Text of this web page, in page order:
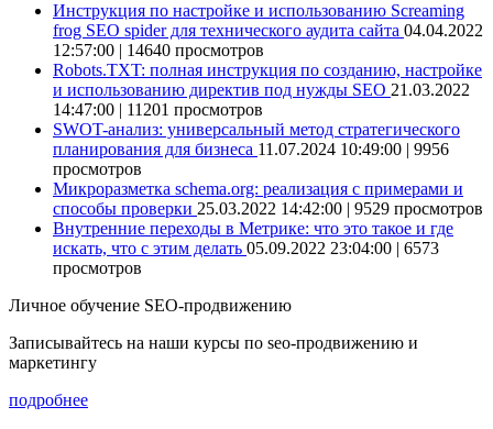
Инструкция по настройке и использованию Screaming
frog SEO spider для технического аудита сайта 04.04.2022
12:57:00 | 14640 просмотров
Robots.TXT: полная инструкция по созданию, настройке
и использованию директив под нужды SEO 21.03.2022
14:47:00 | 11201 просмотров
SWOT-анализ: универсальный метод стратегического
планирования для бизнеса 11.07.2024 10:49:00 | 9956
просмотров
Микроразметка schema.org: реализация с примерами и
способы проверки 25.03.2022 14:42:00 | 9529 просмотров
Внутренние переходы в Метрике: что это такое и где
искать, что с этим делать 05.09.2022 23:04:00 | 6573
просмотров
Личное обучение SEO-продвижению
Записывайтесь на наши курсы по seo-продвижению и
маркетингу
подробнее